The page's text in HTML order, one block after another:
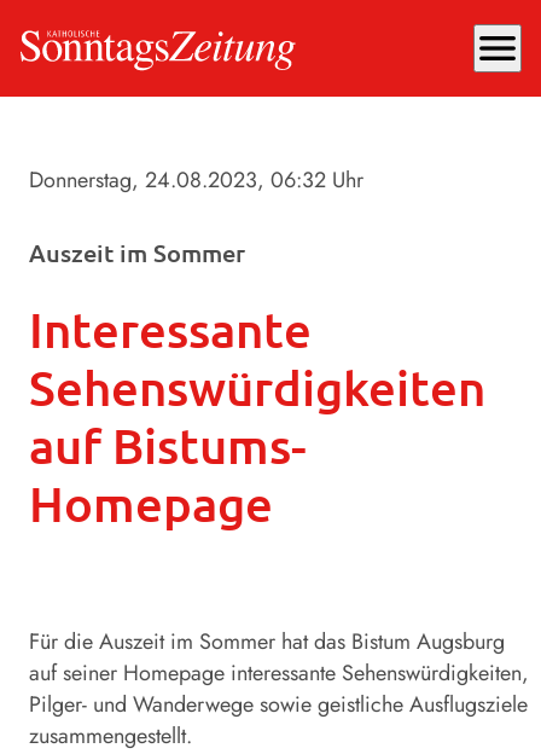
menu
Donnerstag, 24.08.2023, 06:32 Uhr
Auszeit im Sommer
Interessante
Sehenswürdigkeiten
auf Bistums-
Homepage
Für die Auszeit im Sommer hat das Bistum Augsburg
auf seiner Homepage interessante Sehenswürdigkeiten,
Pilger- und Wanderwege sowie geistliche Ausflugsziele
zusammengestellt.